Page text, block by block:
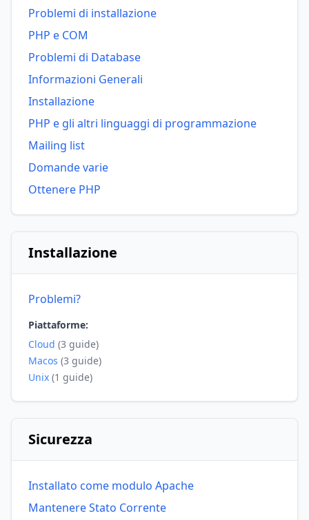
Problemi di installazione
PHP e COM
Problemi di Database
Informazioni Generali
Installazione
PHP e gli altri linguaggi di programmazione
Mailing list
Domande varie
Ottenere PHP
Installazione
Problemi?
Piattaforme:
Cloud (3 guide)
Macos (3 guide)
Unix (1 guide)
Sicurezza
Installato come modulo Apache
Mantenere Stato Corrente